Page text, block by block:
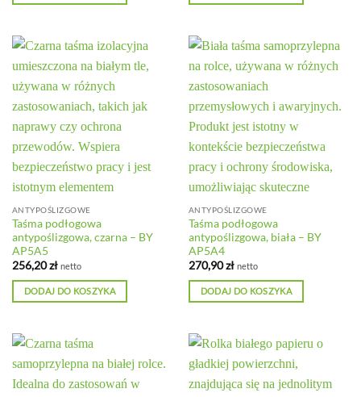
ANTYPOŚLIZGOWE
Taśma podłogowa
antypoślizgowa, czarna – BY
AP5A5
256,20zł netto
DODAJ DO KOSZYKA
ANTYPOŚLIZGOWE
Taśma podłogowa
antypoślizgowa, biała – BY
AP5A4
270,90zł netto
DODAJ DO KOSZYKA